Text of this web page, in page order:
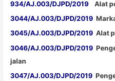
934/AJ.003/DJPD/2019 Alat
3044/AJ.003/DJPD/2019
3045/AJ.003/DJPD/2019 Alat
3046/AJ.003/DJPD/2019
jalan
3047/AJ.003/DJPD/2019